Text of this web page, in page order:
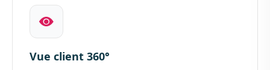
Vue client 360°